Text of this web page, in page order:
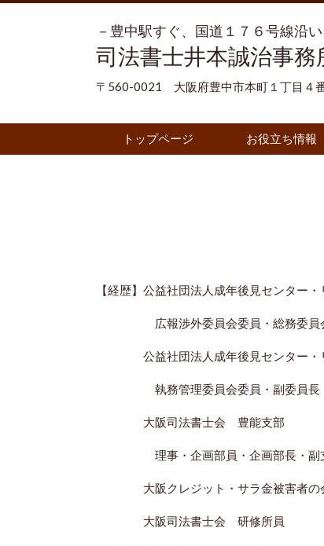
－豊中駅すぐ、国道１７６号線沿い
司法書士井本誠治事務
〒560-0021 大阪府豊中市本町１丁目４
トップページ お役立ち情報
【経歴】公益社団法人成年後見センター
広報渉外委員会委員・ 総務委員
公益社団法人成年後見センター・リ
執務管理委員会委員・副委員長
大阪司法書士会 豊能支部
理事・企画部員・企画部長・ 副
大阪クレジット・サラ金被害者の
大阪司法書士会 研修所員